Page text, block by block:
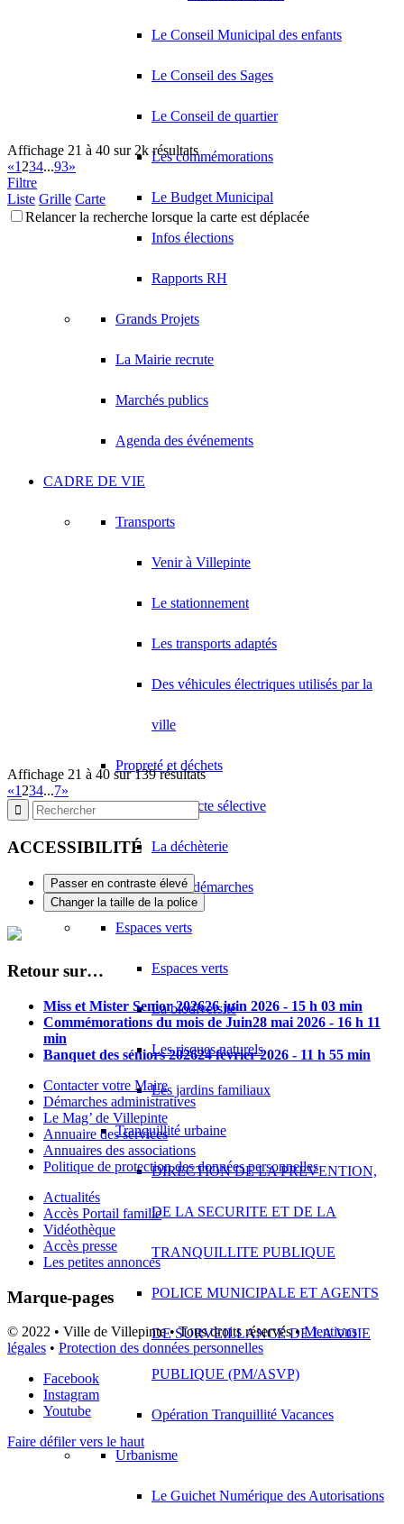
Le Conseil Municipal des enfants
Le Conseil des Sages
Le Conseil de quartier
Les commémorations
Le Budget Municipal
Infos élections
Rapports RH
Grands Projets
La Mairie recrute
Marchés publics
Agenda des événements
CADRE DE VIE
Transports
Venir à Villepinte
Le stationnement
Les transports adaptés
Des véhicules électriques utilisés par la
ville
Propreté et déchets
La collecte sélective
La déchèterie
Autres démarches
Espaces verts
Espaces verts
La biodiversité
Les risques naturels
Les jardins familiaux
Tranquillité urbaine
DIRECTION DE LA PREVENTION,
DE LA SECURITE ET DE LA
TRANQUILLITE PUBLIQUE
POLICE MUNICIPALE ET AGENTS
DE SURVEILLANCE DE LA VOIE
PUBLIQUE (PM/ASVP)
Opération Tranquillité Vacances
Urbanisme
Le Guichet Numérique des Autorisations
Affichage 21 à 40 sur 2k résultats
«1 234...93»
Filtre
Liste Grille Carte
Relancer la recherche lorsque la carte est déplacée
Affichage 21 à 40 sur 139 résultats
«1 234...7»
ACCESSIBILITÉ
Passer en contraste élevé
Changer la taille de la police
Retour sur…
Miss et Mister Senior 202626 juin 2026 - 15 h 03 min
Commémorations du mois de Juin28 mai 2026 - 16 h 11
min
Banquet des séniors 202624 février 2026 - 11 h 55 min
Contacter votre Maire
Démarches administratives
Le Mag’ de Villepinte
Annuaire des services
Annuaires des associations
Politique de protection des données personnelles
Actualités
Accès Portail famille
Vidéothèque
Accès presse
Les petites annonces
Marque-pages
© 2022 • Ville de Villepinte • Tous droits réservés •Mentions
légales • Protection des données personnelles
Facebook
Instagram
Youtube
Faire défiler vers le haut